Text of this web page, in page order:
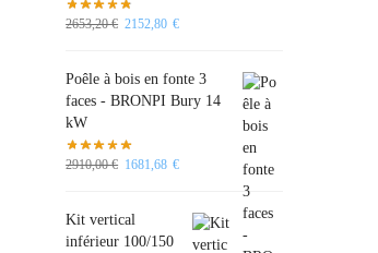
2653,20€ 2152,80 €
Poêle à bois en fonte 3
faces - BRONPI Bury 14
kW
2910,00€ 1681,68 €
Kit vertical
inférieur 100/150